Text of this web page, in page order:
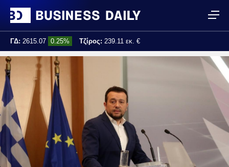
ΓΔ: 2615.07 0.25% Τζίρος: 239.11 εκ. €
Τελ. ενημέρωση: